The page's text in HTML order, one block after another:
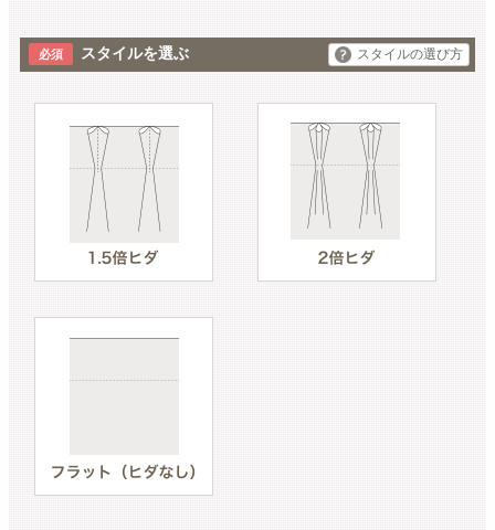
スタイルを選ぶ スタイルの選び方